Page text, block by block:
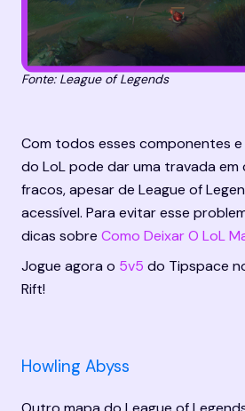
Fonte: League of Legends
Com todos esses componentes e
do LoL pode dar uma travada
fracos, apesar de League of
acessível. Para evitar esse
dicas sobre Como Deixar O LoL
Jogue agora o 5v5 do Tipspace
Rift!
Howling Abyss